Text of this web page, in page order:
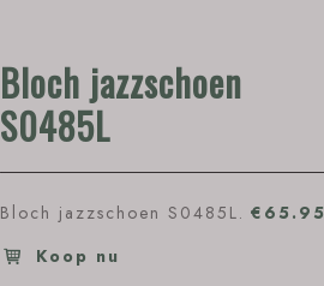
Bloch jazzschoen
S0485L
€65.95
Bloch jazzschoen S0485L.
Koop nu